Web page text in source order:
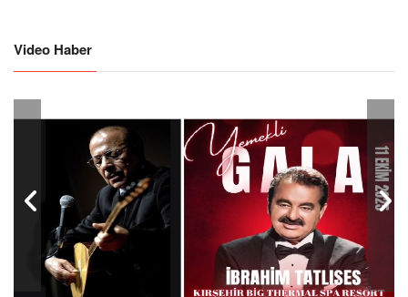
Video Haber